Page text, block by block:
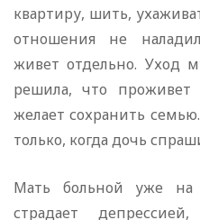
квартиру, шить,
отношения не
живет отдельно. Уход
решила, что
желает сохранить
только, когда дочь
Мать больной уже на
страдает